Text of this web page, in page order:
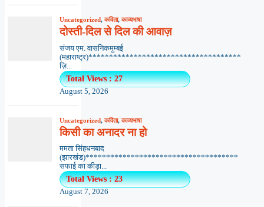
Uncategorized,कविता,काव्यभाषा
दोस्ती-दिल से दिल की आवाज़
संजय एम. वासनिकमुम्बई
(महाराष्ट्र)*************************************
ज़ि...
Total Views : 27
August 5, 2026
Uncategorized,कविता,काव्यभाषा
किसी का अनादर ना हो
ममता सिंहधनबाद
(झारखंड)*************************************
सफाई का कीड़ा...
Total Views : 23
August 7, 2026